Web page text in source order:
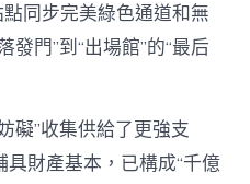
同步完美綠色通道和無
門”到“出場館”的“最后
”收集供給了更強支
財產基本，已構成“千億